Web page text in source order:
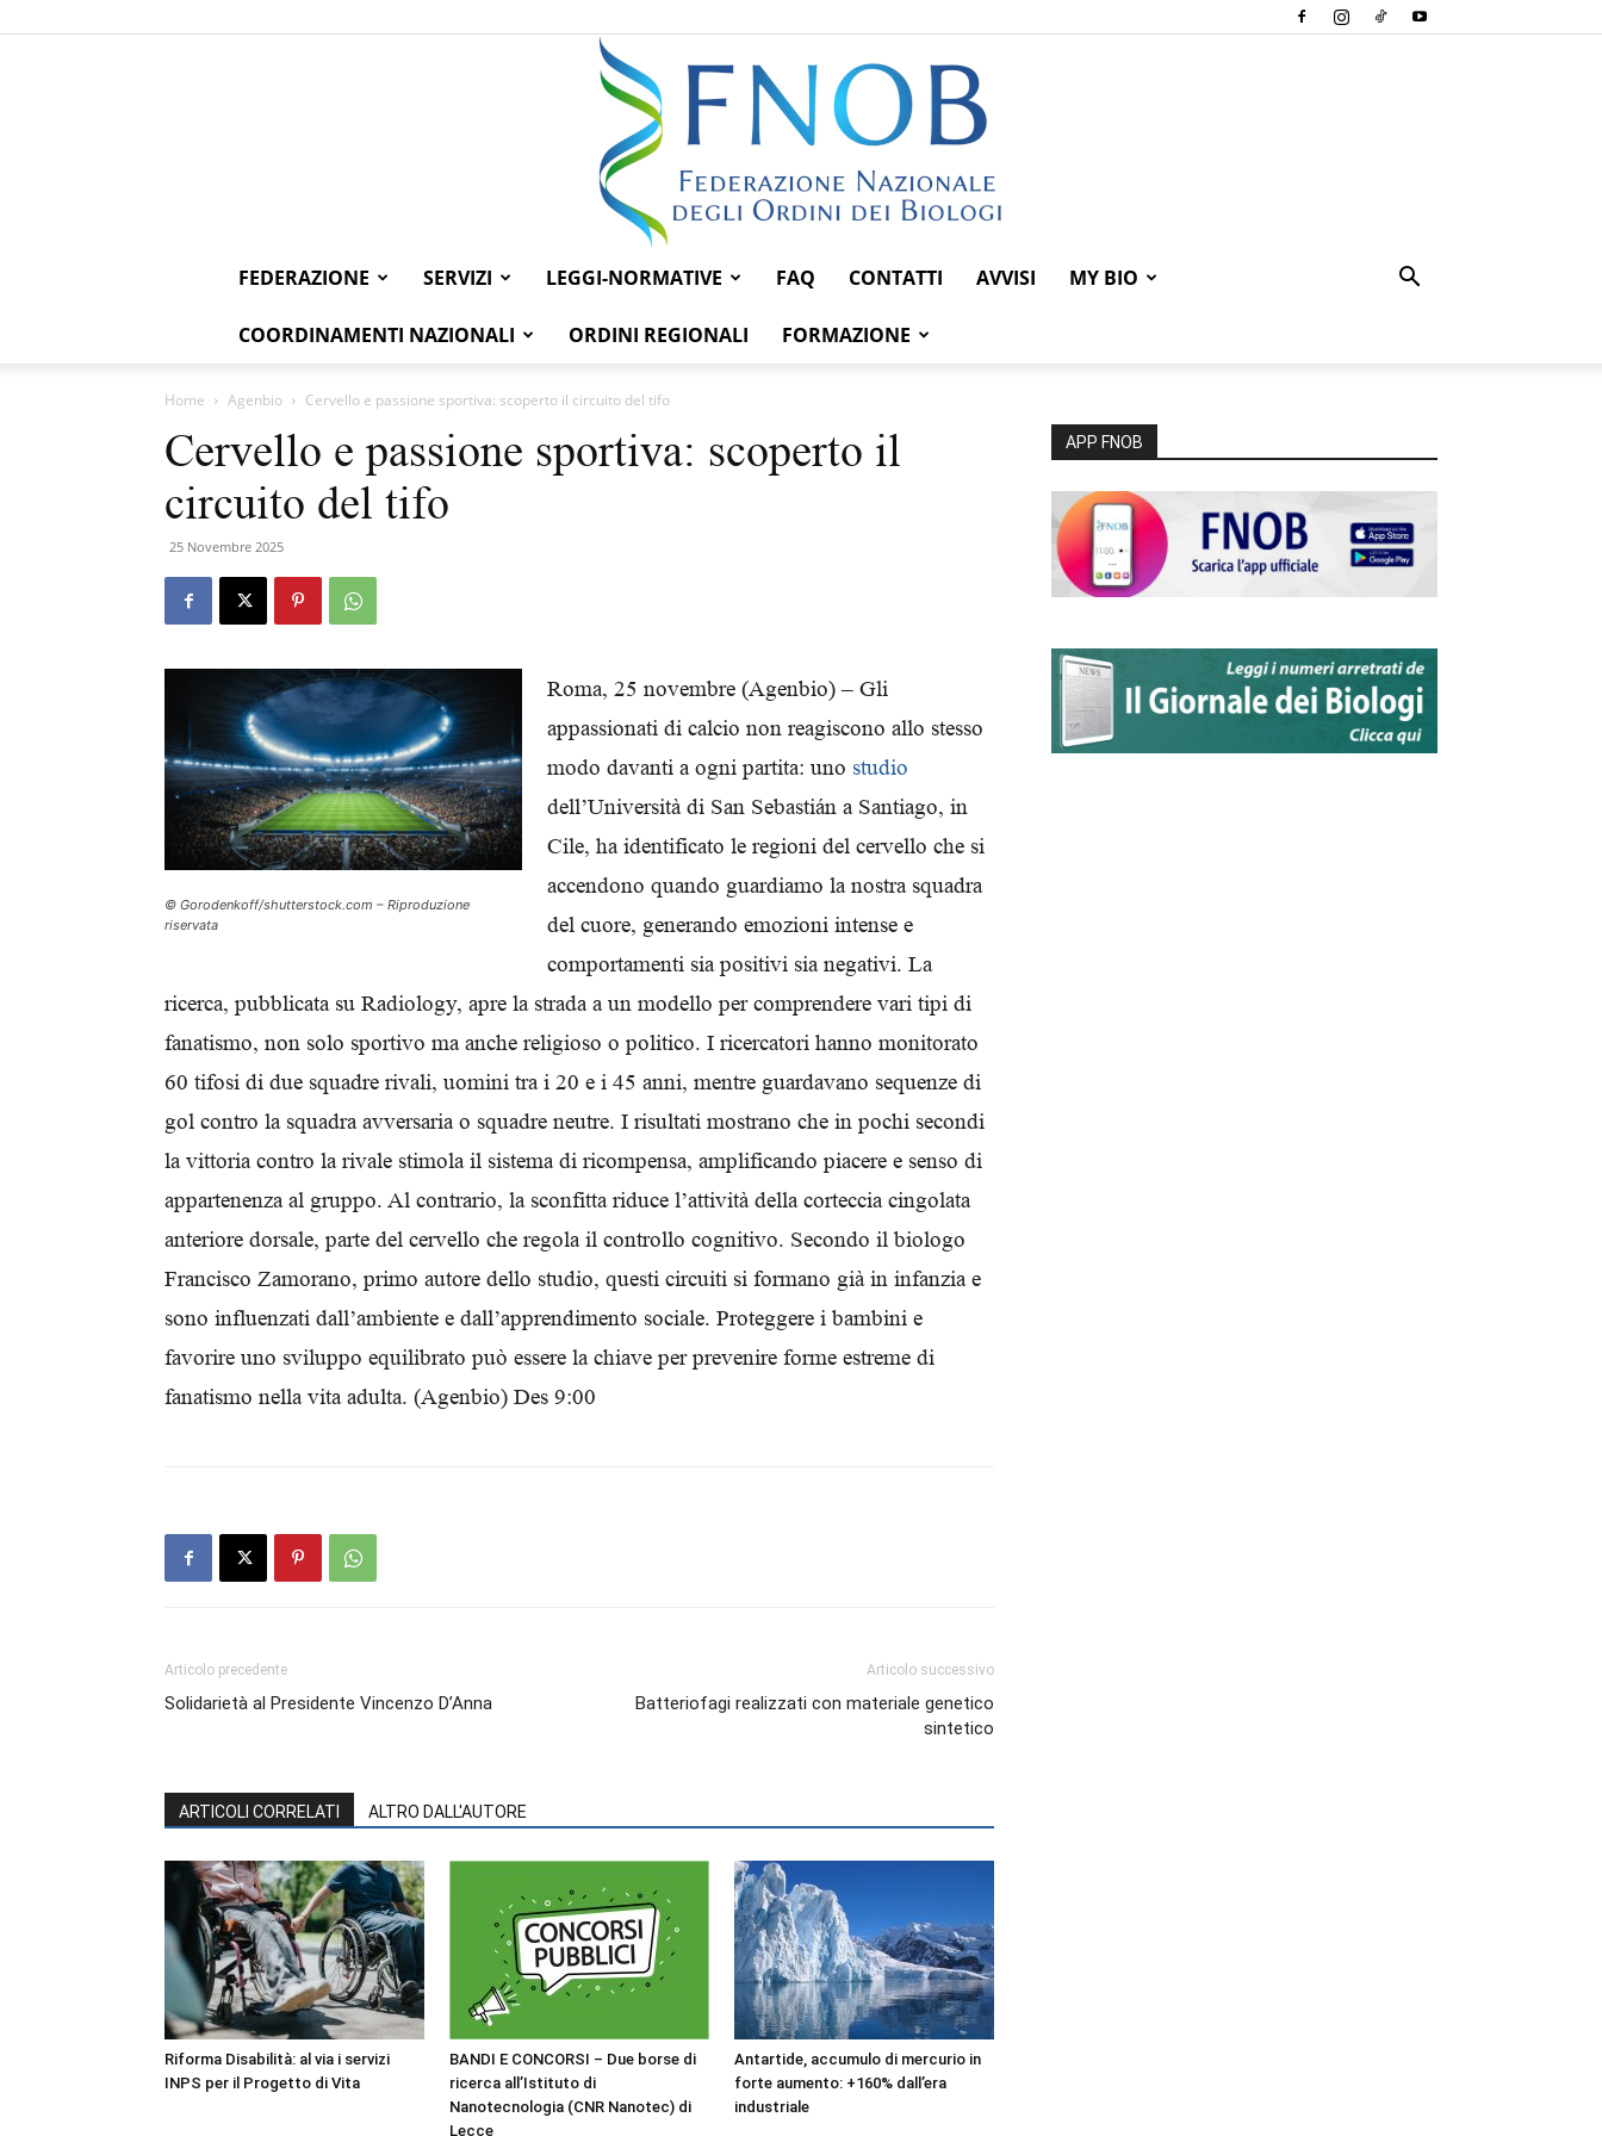
Federazione
FEDERAZIONE SERVIZI LEGGI-NORMATIVE FAQ CONTATTI AVVISI MY BIO
COORDINAMENTI NAZIONALI ORDINI REGIONALI FORMAZIONE
Home Agenbio Cervello e passione sportiva: scoperto il circuito del tifo
Cervello e passione sportiva: scoperto il
circuito del tifo
25 Novembre 2025
© Gorodenkoff/shutterstock.com – Riproduzione
riservata
Roma, 25 novembre (Agenbio) – Gli
appassionati di calcio non reagiscono allo stesso
modo davanti a ogni partita: uno studio
dell’Università di San Sebastián a Santiago, in
Cile, ha identificato le regioni del cervello che si
accendono quando guardiamo la nostra squadra
del cuore, generando emozioni intense e
comportamenti sia positivi sia negativi. La
ricerca, pubblicata su Radiology, apre la strada a un modello per comprendere vari tipi di
fanatismo, non solo sportivo ma anche religioso o politico. I ricercatori hanno monitorato
60 tifosi di due squadre rivali, uomini tra i 20 e i 45 anni, mentre guardavano sequenze di
gol contro la squadra avversaria o squadre neutre. I risultati mostrano che in pochi secondi
la vittoria contro la rivale stimola il sistema di ricompensa, amplificando piacere e senso di
appartenenza al gruppo. Al contrario, la sconfitta riduce l’attività della corteccia cingolata
anteriore dorsale, parte del cervello che regola il controllo cognitivo. Secondo il biologo
Francisco Zamorano, primo autore dello studio, questi circuiti si formano già in infanzia e
sono influenzati dall’ambiente e dall’apprendimento sociale. Proteggere i bambini e
favorire uno sviluppo equilibrato può essere la chiave per prevenire forme estreme di
fanatismo nella vita adulta. (Agenbio) Des 9:00
Articolo precedente
Solidarietà al Presidente Vincenzo D’Anna
Articolo successivo
Batteriofagi realizzati con materiale genetico
sintetico
ARTICOLI CORRELATI ALTRO DALL'AUTORE
Riforma Disabilità: al via i servizi
INPS per il Progetto di Vita
BANDI E CONCORSI – Due borse di
ricerca all’Istituto di
Nanotecnologia (CNR Nanotec) di
Lecce
Antartide, accumulo di mercurio in
forte aumento: +160% dall’era
industriale
APP FNOB